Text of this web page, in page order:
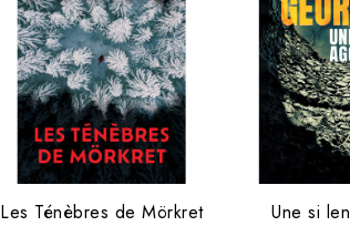
Les Ténèbres de Mörkret
Une si